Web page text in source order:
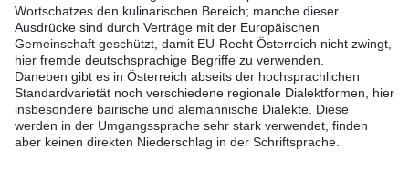
Wortschatzes den kulinarischen Bereich; manche dieser
Ausdrücke sind durch Verträge mit der Europäischen
Gemeinschaft geschützt, damit EU-Recht Österreich nicht zwingt,
hier fremde deutschsprachige Begriffe zu verwenden.
Daneben gibt es in Österreich abseits der hochsprachlichen
Standardvarietät noch verschiedene regionale Dialektformen, hier
insbesondere bairische und alemannische Dialekte. Diese
werden in der Umgangssprache sehr stark verwendet, finden
aber keinen direkten Niederschlag in der Schriftsprache.